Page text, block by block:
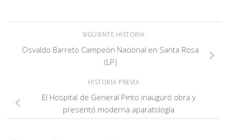
SIGUIENTE HISTORIA
Osvaldo Barreto Campeón Nacional en Santa Rosa
(LP)
HISTORIA PREVIA
El Hospital de General Pinto inauguró obra y
presentó moderna aparatología